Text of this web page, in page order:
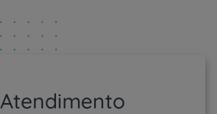
Atendimento